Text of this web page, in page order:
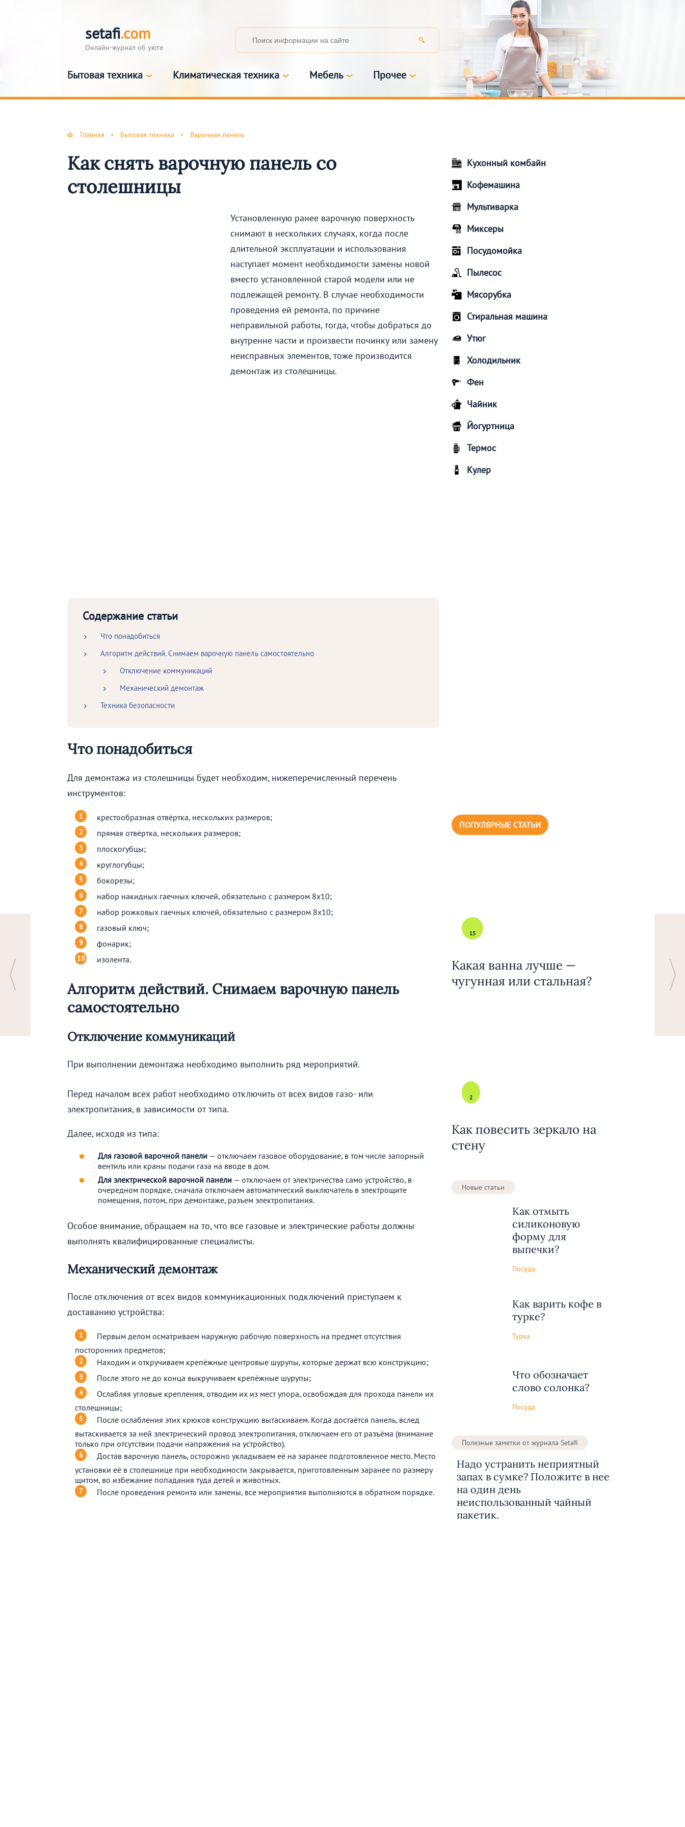
setafi.com
Онлайн-журнал об уюте
Бытовая техника Климатическая техника Мебель Прочее
Главная Бытовая техника Варочная панель
Как снять варочную панель со
столешницы
Установленную ранее варочную поверхность
снимают в нескольких случаях, когда после
длительной эксплуатации и использования
наступает момент необходимости замены новой
вместо установленной старой модели или не
подлежащей ремонту. В случае необходимости
проведения ей ремонта, по причине
неправильной работы, тогда, чтобы добраться до
внутренне части и произвести починку или замену
неисправных элементов, тоже производится
демонтаж из столешницы.
Содержание статьи
Что понадобиться
Алгоритм действий. Снимаем варочную панель самостоятельно
Отключение коммуникаций
Механический демонтаж
Техника безопасности
Что понадобиться
Для демонтажа из столешницы будет необходим, нижеперечисленный перечень
инструментов:
крестообразная отвёртка, нескольких размеров;
прямая отвёртка, нескольких размеров;
плоскогубцы;
круглогубцы;
бокорезы;
набор накидных гаечных ключей, обязательно с размером 8х10;
набор рожковых гаечных ключей, обязательно с размером 8х10;
газовый ключ;
фонарик;
изолента.
Алгоритм действий. Снимаем варочную панель
самостоятельно
Отключение коммуникаций
При выполнении демонтажа необходимо выполнить ряд мероприятий.
Перед началом всех работ необходимо отключить от всех видов газо- или
электропитания, в зависимости от типа.
Далее, исходя из типа:
Для газовой варочной панели — отключаем газовое оборудование, в том числе запорный
вентиль или краны подачи газа на вводе в дом.
Для электрической варочной панели — отключаем от электричества само устройство, в
очередном порядке, сначала отключаем автоматический выключатель в электрощите
помещения, потом, при демонтаже, разъем электропитания.
Особое внимание, обращаем на то, что все газовые и электрические работы должны
выполнять квалифицированные специалисты.
Механический демонтаж
После отключения от всех видов коммуникационных подключений приступаем к
доставанию устройства:
Первым делом осматриваем наружную рабочую поверхность на предмет отсутствия
посторонних предметов;
Находим и откручиваем крепёжные центровые шурупы, которые держат всю конструкцию;
После этого не до конца выкручиваем крепёжные шурупы;
Ослабляя угловые крепления, отводим их из мест упора, освобождая для прохода панели их
столешницы;
После ослабления этих крюков конструкцию вытаскиваем. Когда достаётся панель, вслед
вытаскивается за ней электрический провод электропитания, отключаем его от разъёма (внимание
только при отсутствии подачи напряжения на устройство).
Достав варочную панель, осторожно укладываем её на заранее подготовленное место. Место
установки её в столешнице при необходимости закрывается, приготовленным заранее по размеру
щитом, во избежание попадания туда детей и животных.
После проведения ремонта или замены, все мероприятия выполняются в обратном порядке.
Кухонный комбайн
Кофемашина
Мультиварка
Миксеры
Посудомойка
Пылесос
Мясорубка
Стиральная машина
Утюг
Холодильник
Фен
Чайник
Йогуртница
Термос
Кулер
ПОПУЛЯРНЫЕ СТАТЬИ
15
Какая ванна лучше —
чугунная или стальная?
2
Как повесить зеркало на
стену
Новые статьи
Как отмыть
силиконовую
форму для
выпечки?
Посуда
Как варить кофе в
турке?
Турка
Что обозначает
слово солонка?
Посуда
Полезные заметки от журнала Setafi